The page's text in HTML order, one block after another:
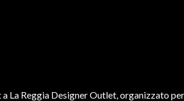
La Reggia Designer Outlet, organizzato per